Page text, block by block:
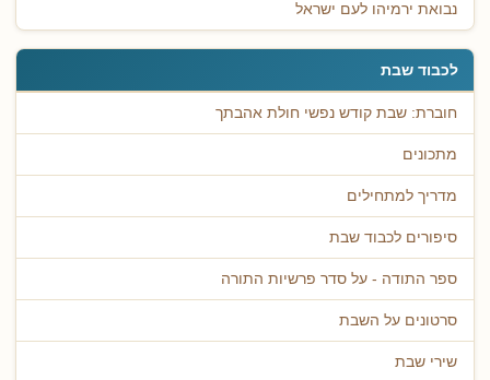
נבואת ירמיהו לעם ישראל
לכבוד שבת
חוברת: שבת קודש נפשי חולת אהבתך
מתכונים
מדריך למתחילים
סיפורים לכבוד שבת
ספר התודה - על סדר פרשיות התורה
סרטונים על השבת
שירי שבת